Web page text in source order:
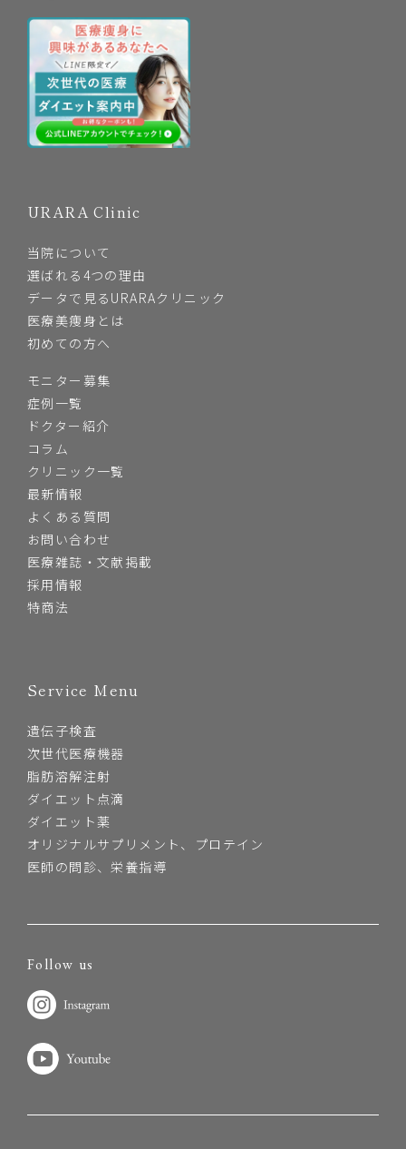
URARA Clinic
当院について
選ばれる4つの理由
データで見るURARAクリニック
医療美痩身とは
初めての方へ
モニター募集
症例一覧
ドクター紹介
コラム
クリニック一覧
最新情報
よくある質問
お問い合わせ
医療雑誌・文献掲載
採用情報
特商法
Service Menu
遺伝子検査
次世代医療機器
脂肪溶解注射
ダイエット点滴
ダイエット薬
オリジナルサプリメント、プロテイン
医師の問診、栄養指導
Follow us